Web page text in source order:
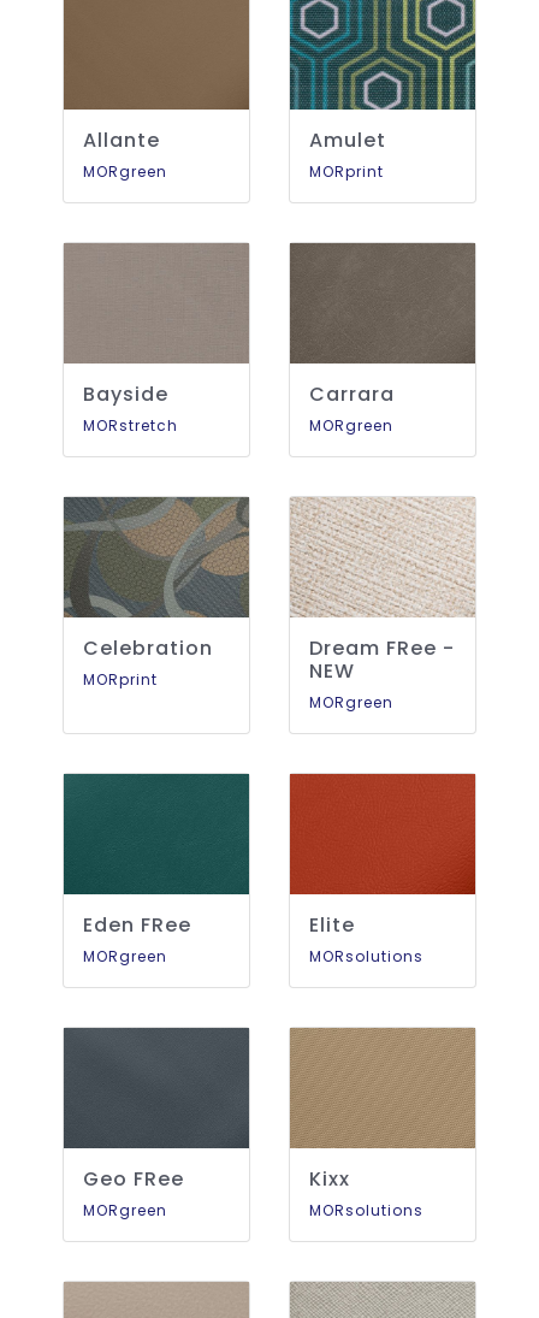
Allante
MORgreen
Amulet
MORprint
Bayside
MORstretch
Carrara
MORgreen
Celebration
MORprint
Dream FRee -
NEW
MORgreen
Eden FRee
MORgreen
Elite
MORsolutions
Geo FRee
MORgreen
Kixx
MORsolutions